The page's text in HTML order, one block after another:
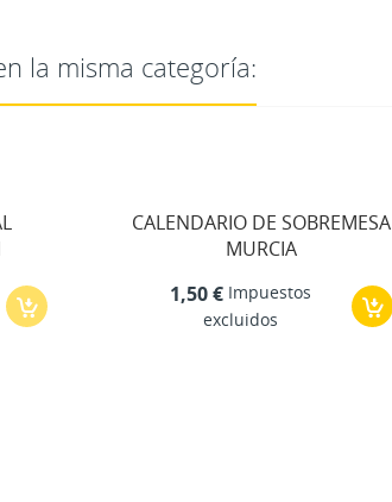
la misma categoría:
CALENDARIO DE SOBREMESA
MURCIA
1,50 € Impuestos
excluidos